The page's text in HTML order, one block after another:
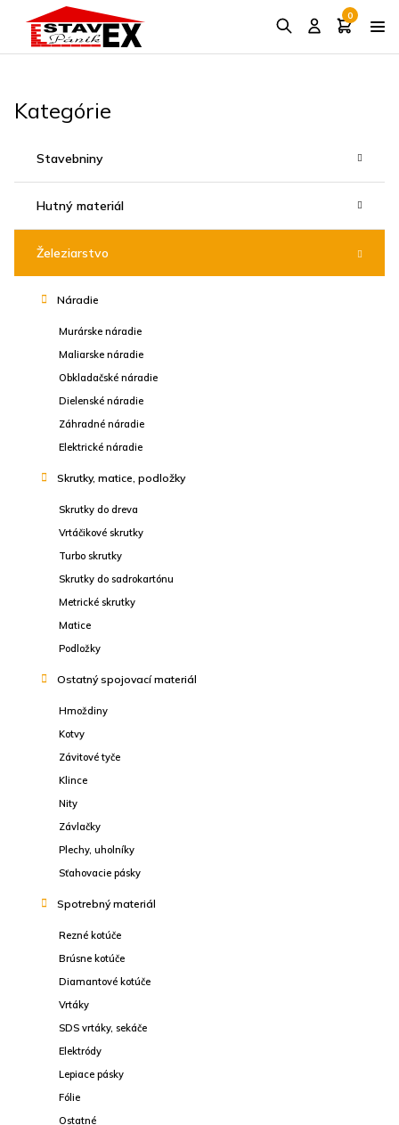
0
Kategórie
Stavebniny
Hutný materiál
Železiarstvo
Náradie
Murárske náradie
Maliarske náradie
Obkladačské náradie
Dielenské náradie
Záhradné náradie
Elektrické náradie
Skrutky, matice, podložky
Skrutky do dreva
Vrtáčikové skrutky
Turbo skrutky
Skrutky do sadrokartónu
Metrické skrutky
Matice
Podložky
Ostatný spojovací materiál
Hmoždiny
Kotvy
Závitové tyče
Klince
Nity
Závlačky
Plechy, uholníky
Sťahovacie pásky
Spotrebný materiál
Rezné kotúče
Brúsne kotúče
Diamantové kotúče
Vrtáky
SDS vrtáky, sekáče
Elektródy
Lepiace pásky
Fólie
Ostatné